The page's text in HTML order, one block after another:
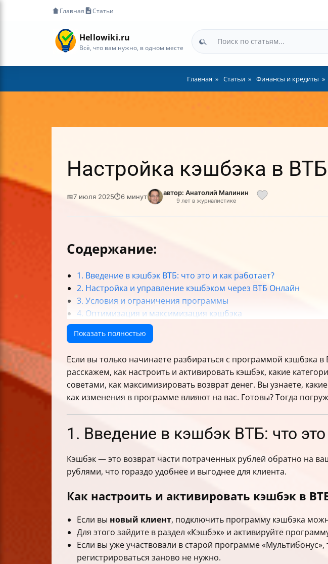
Главная Статьи
Hellowiki.ru
Всё, что вам нужно, в одном месте
Главная Статьи Финансы и кредиты
Настройка кэшбэка в
📅7 июля 2025⏱6 минут автор: Анатолий Малинин
9 лет в журналистике
Содержание:
1. Введение в кэшбэк ВТБ: что это и как работает?
2. Настройка и управление кэшбэком через ВТБ Онлайн
3. Условия и ограничения программы
4. Оптимизация и максимизация кэшбэка
5. Отслеживание и использование кэшбэка
6. Влияние изменений и особенности программы
Показать полностью
Если вы только начинаете разбираться с программой
расскажем, как настроить и активировать кэшбэк, какие
советами, как максимизировать возврат денег. Вы узнаете,
как изменения в программе влияют на вас. Готовы? Тогда
1. Введение в кэшбэк ВТБ: что это
Кэшбэк — это возврат части потраченных рублей обратно на
рублями, что гораздо удобнее и выгоднее для клиента.
Как настроить и активировать кэшбэк в
Если вы новый клиент, подключить программу кэшбэка
Для этого зайдите в раздел «Кэшбэк» и активируйте
Если вы уже участвовали в старой программе
регистрироваться заново не нужно.